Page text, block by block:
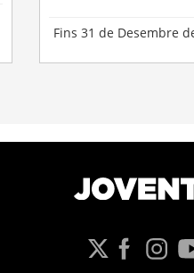
Fins 31 de Desembre